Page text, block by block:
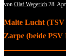
von Olaf Wegerich 28.
Malte Lucht (TSV
Zarpe (beide PSV